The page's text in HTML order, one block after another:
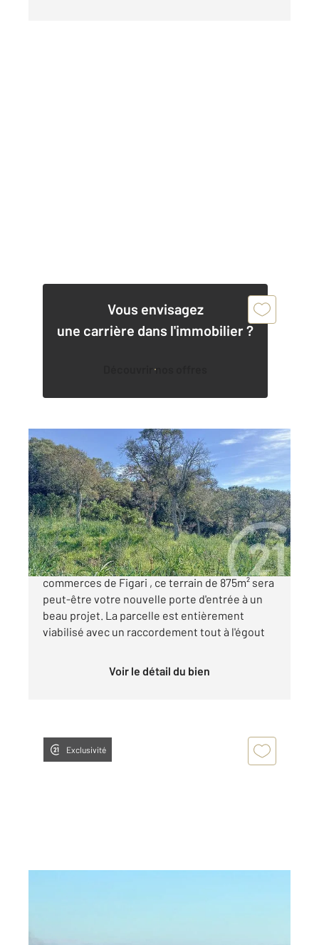
Vous envisagez
une carrière dans l'immobilier ?
Découvrir nos offres
PORTO VECCHIO 201
875 m2
Ref : 714
Terrain à vendre
234 000 €
Situé à quelques minutes de la plage et des
commerces de Figari , ce terrain de 875m² sera
peut-être votre nouvelle porte d'entrée à un
beau projet. La parcelle est entièrement
viabilisé avec un raccordement tout à l'égout
Voir le détail du bien
Exclusivité